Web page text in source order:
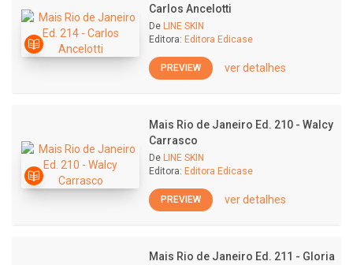
Carlos Ancelotti
De LINE SKIN
Editora: Editora Edicase
PREVIEW ver detalhes
Mais Rio de Janeiro Ed. 210 - Walcy
Carrasco
De LINE SKIN
Editora: Editora Edicase
PREVIEW ver detalhes
Mais Rio de Janeiro Ed. 211 - Gloria